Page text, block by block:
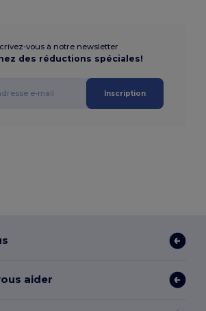
vous à notre newsletter
des réductions spéciales!
Inscription
aider